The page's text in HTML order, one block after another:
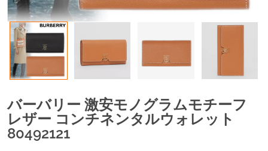
バーバリー 激安モノグラムモチーフ
レザー コンチネンタルウォレット
80492121